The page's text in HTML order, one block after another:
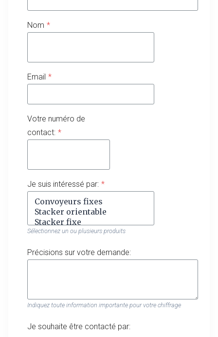
Nom *
Email *
Votre numéro de
contact: *
Je suis intéressé par: *
Sélectionnez un ou plusieurs produits
Précisions sur votre demande:
Indiquez toute information importante pour votre chiffrage
Je souhaite être contacté par: